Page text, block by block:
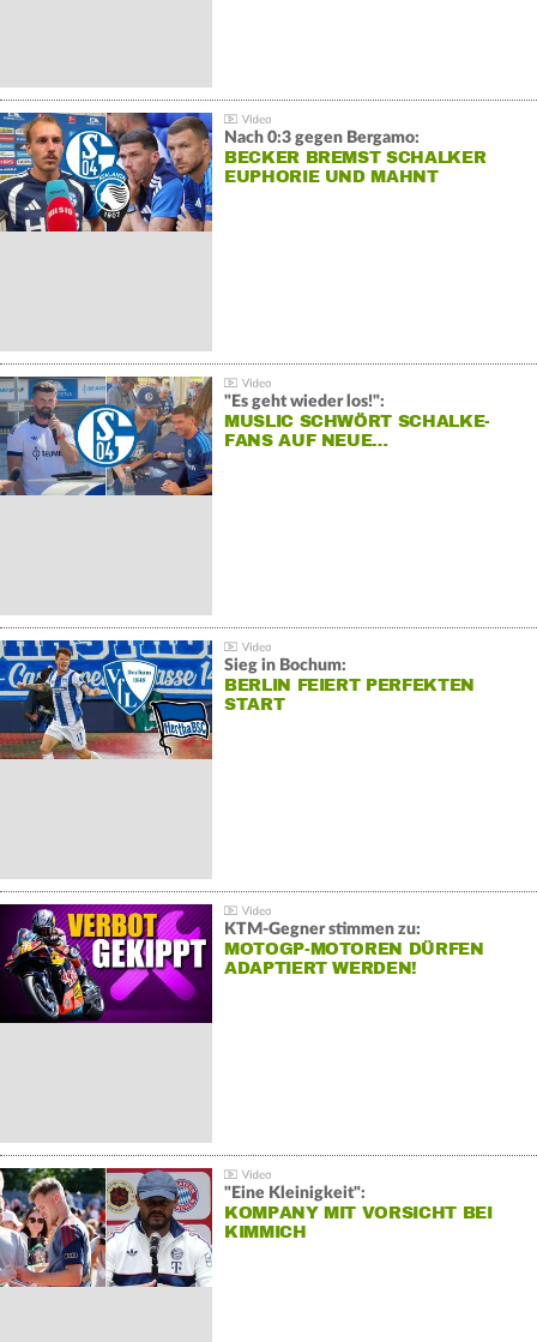
Nach 0:3 gegen Bergamo:
BECKER BREMST SCHALKER
EUPHORIE UND MAHNT
"Es geht wieder los!":
MUSLIC SCHWÖRT SCHALKE-
FANS AUF NEUE…
Sieg in Bochum:
BERLIN FEIERT PERFEKTEN
START
KTM-Gegner stimmen zu:
MOTOGP-MOTOREN DÜRFEN
ADAPTIERT WERDEN!
"Eine Kleinigkeit":
KOMPANY MIT VORSICHT BEI
KIMMICH